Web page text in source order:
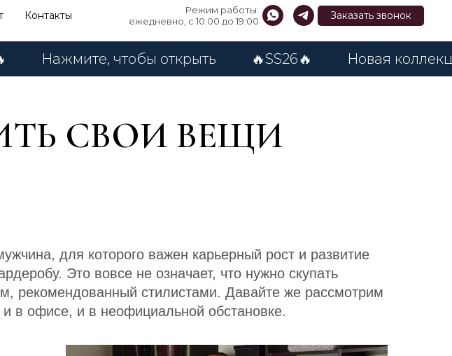
Контакты
Режим работы:
ежедневно, с 10:00 до 19:00
Заказать звонок
чтобы открыть 🔥SS26🔥 Новая коллекция
СВОИ ВЕЩИ
для которого важен карьерный рост и развитие
Это вовсе не означает, что нужно скупать
рекомендованный стилистами. Давайте же рассмотрим
в офисе, и в неофициальной обстановке.